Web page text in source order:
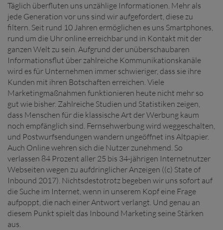
Täglich überfluten uns unzählige Informationen. Mehr als
jede Generation vor uns sind wir aufgefordert, diese zu
filtern. Seit rund 10 Jahren ermöglichen es uns Smartphones,
rund um die Uhr online erreichbar und in Kontakt mit der
ganzen Welt zu sein. Aufgrund der unüberschaubaren
Informationsflut über zahlreiche Kommunikationskanäle
wird es für Unternehmen immer schwieriger, dass sie ihre
Kunden mit ihren Botschaften erreichen. Viele
Marketingmaßnahmen funktionieren heute nicht mehr so
gut wie bisher. Zahlreiche Studien und Statistiken zeigen,
dass Menschen für die klassische Art der Werbung kaum
noch empfänglich sind. Fernsehwerbung wird weggeschalten,
und Postwurfsendungen wandern ungeöffnet ins Altpapier.
Auch Online wehren sich die Nutzer zunehmend. So
verlassen 84 Prozent aller 25 bis 34-jährigen Internetnutzer
Webseiten wegen zu aufdringlicher Anzeigen ((c) State of
Inbound 2017). Nichtsdestotrotz begeben wir uns sofort auf
die Suche im Internet, wenn in unserem Kopf eine Frage
aufpoppt, die nach einer Antwort verlangt. Und genau an
diesem Punkt spielt das Inbound Marketing seine Stärken
aus.